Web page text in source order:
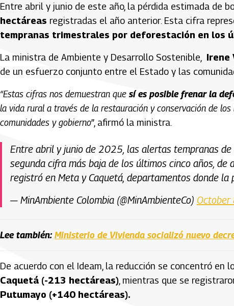
Entre abril y junio de este año, la pérdida estimada de
hectáreas registradas el año anterior. Esta cifra
tempranas trimestrales por deforestación en los
La ministra de Ambiente y Desarrollo Sostenible, Irene
de un esfuerzo conjunto entre el Estado y las
“Estas cifras nos demuestran que sí es posible frenar la
la vida rural a través de la restauración y conservación de
comunidades y gobierno”, afirmó la ministra.
Entre abril y junio de 2025, las alertas tempranas
segunda cifra más baja de los últimos cinco años, de
registró en Meta y Caquetá, departamentos donde la
— MinAmbiente Colombia (@MinAmbienteCo)
Lee también: Ministerio de Vivienda socializó nuevo
De acuerdo con el Ideam, la reducción se concentró en
Caquetá (-213 hectáreas) , mientras que se
Putumayo (+140 hectáreas).